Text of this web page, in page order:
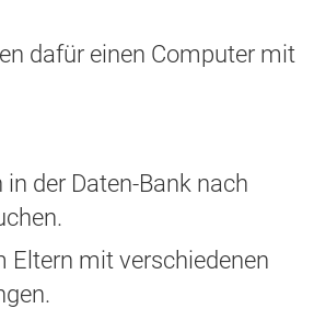
dafür einen Computer mit
in der Daten-Bank nach
Eltern mit verschiedenen